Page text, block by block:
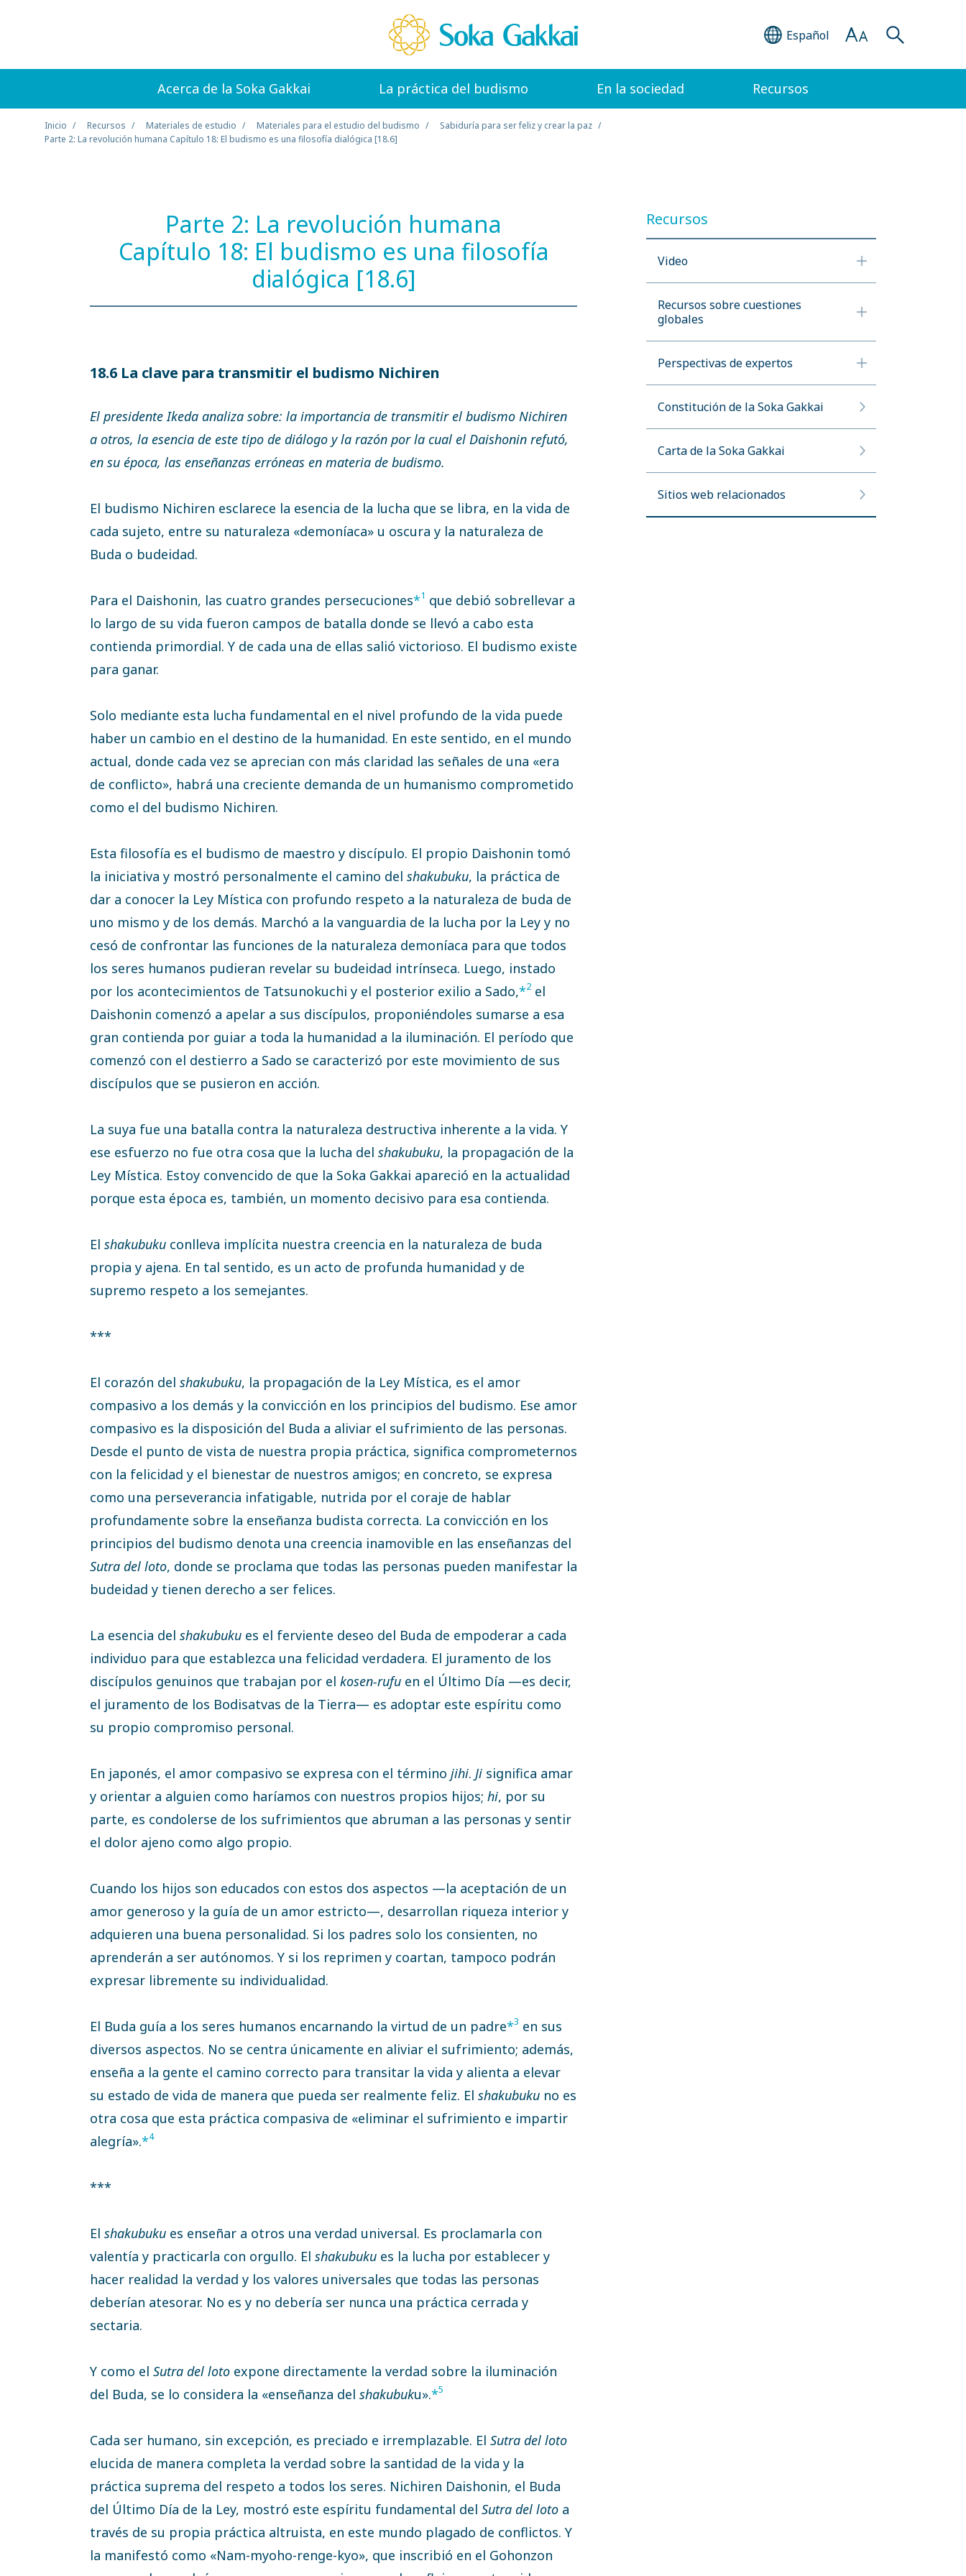
Español
Acerca de la Soka Gakkai La práctica del budismo En la sociedad Recursos
Inicio Recursos Materiales de estudio Materiales para el estudio del budismo
Sabiduría para ser feliz y crear la paz
Parte 2: La revolución humana Capítulo 18: El budismo es una filosofía dialógica [18.6]
Parte 2: La revolución humana
Capítulo 18: El budismo es una filosofía
dialógica [18.6]
18.6 La clave para transmitir el budismo Nichiren
El presidente Ikeda analiza sobre: la importancia de transmitir el budismo Nichiren
a otros, la esencia de este tipo de diálogo y la razón por la cual el Daishonin refutó,
en su época, las enseñanzas erróneas en materia de budismo.
El budismo Nichiren esclarece la esencia de la lucha que se libra, en la vida de
cada sujeto, entre su naturaleza «demoníaca» u oscura y la naturaleza de
Buda o budeidad.
Para el Daishonin, las cuatro grandes persecuciones*1 que debió sobrellevar a
lo largo de su vida fueron campos de batalla donde se llevó a cabo esta
contienda primordial. Y de cada una de ellas salió victorioso. El budismo existe
para ganar.
Solo mediante esta lucha fundamental en el nivel profundo de la vida puede
haber un cambio en el destino de la humanidad. En este sentido, en el mundo
actual, donde cada vez se aprecian con más claridad las señales de una «era
de conflicto», habrá una creciente demanda de un humanismo comprometido
como el del budismo Nichiren.
Esta filosofía es el budismo de maestro y discípulo. El propio Daishonin tomó
la iniciativa y mostró personalmente el camino del shakubuku, la práctica de
dar a conocer la Ley Mística con profundo respeto a la naturaleza de buda de
uno mismo y de los demás. Marchó a la vanguardia de la lucha por la Ley y no
cesó de confrontar las funciones de la naturaleza demoníaca para que todos
los seres humanos pudieran revelar su budeidad intrínseca. Luego, instado
por los acontecimientos de Tatsunokuchi y el posterior exilio a Sado,*2 el
Daishonin comenzó a apelar a sus discípulos, proponiéndoles sumarse a esa
gran contienda por guiar a toda la humanidad a la iluminación. El período que
comenzó con el destierro a Sado se caracterizó por este movimiento de sus
discípulos que se pusieron en acción.
La suya fue una batalla contra la naturaleza destructiva inherente a la vida. Y
ese esfuerzo no fue otra cosa que la lucha del shakubuku, la propagación de la
Ley Mística. Estoy convencido de que la Soka Gakkai apareció en la actualidad
porque esta época es, también, un momento decisivo para esa contienda.
El shakubuku conlleva implícita nuestra creencia en la naturaleza de buda
propia y ajena. En tal sentido, es un acto de profunda humanidad y de
supremo respeto a los semejantes.
***
El corazón del shakubuku, la propagación de la Ley Mística, es el amor
compasivo a los demás y la convicción en los principios del budismo. Ese amor
compasivo es la disposición del Buda a aliviar el sufrimiento de las personas.
Desde el punto de vista de nuestra propia práctica, significa comprometernos
con la felicidad y el bienestar de nuestros amigos; en concreto, se expresa
como una perseverancia infatigable, nutrida por el coraje de hablar
profundamente sobre la enseñanza budista correcta. La convicción en los
principios del budismo denota una creencia inamovible en las enseñanzas del
Sutra del loto, donde se proclama que todas las personas pueden manifestar la
budeidad y tienen derecho a ser felices.
La esencia del shakubuku es el ferviente deseo del Buda de empoderar a cada
individuo para que establezca una felicidad verdadera. El juramento de los
discípulos genuinos que trabajan por el kosen-rufu en el Último Día —es decir,
el juramento de los Bodisatvas de la Tierra— es adoptar este espíritu como
su propio compromiso personal.
En japonés, el amor compasivo se expresa con el término jihi. Ji significa amar
y orientar a alguien como haríamos con nuestros propios hijos; hi, por su
parte, es condolerse de los sufrimientos que abruman a las personas y sentir
el dolor ajeno como algo propio.
Cuando los hijos son educados con estos dos aspectos —la aceptación de un
amor generoso y la guía de un amor estricto—, desarrollan riqueza interior y
adquieren una buena personalidad. Si los padres solo los consienten, no
aprenderán a ser autónomos. Y si los reprimen y coartan, tampoco podrán
expresar libremente su individualidad.
El Buda guía a los seres humanos encarnando la virtud de un padre*3 en sus
diversos aspectos. No se centra únicamente en aliviar el sufrimiento; además,
enseña a la gente el camino correcto para transitar la vida y alienta a elevar
su estado de vida de manera que pueda ser realmente feliz. El shakubuku no es
otra cosa que esta práctica compasiva de «eliminar el sufrimiento e impartir
alegría».*4
***
El shakubuku es enseñar a otros una verdad universal. Es proclamarla con
valentía y practicarla con orgullo. El shakubuku es la lucha por establecer y
hacer realidad la verdad y los valores universales que todas las personas
deberían atesorar. No es y no debería ser nunca una práctica cerrada y
sectaria.
Y como el Sutra del loto expone directamente la verdad sobre la iluminación
del Buda, se lo considera la «enseñanza del shakubuku».*5
Cada ser humano, sin excepción, es preciado e irremplazable. El Sutra del loto
elucida de manera completa la verdad sobre la santidad de la vida y la
práctica suprema del respeto a todos los seres. Nichiren Daishonin, el Buda
del Último Día de la Ley, mostró este espíritu fundamental del Sutra del loto a
través de su propia práctica altruista, en este mundo plagado de conflictos. Y
la manifestó como «Nam-myoho-renge-kyo», que inscribió en el Gohonzon
Recursos
Video
Recursos sobre cuestiones
globales
Perspectivas de expertos
Constitución de la Soka Gakkai
Carta de la Soka Gakkai
Sitios web relacionados